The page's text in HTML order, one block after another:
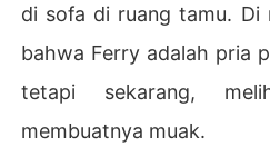
di sofa di ruang tamu. Di
bahwa Ferry adalah pria
tetapi sekarang,
membuatnya muak.